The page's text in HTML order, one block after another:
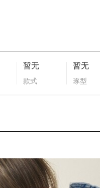
暂无
款式
暂无
琢型